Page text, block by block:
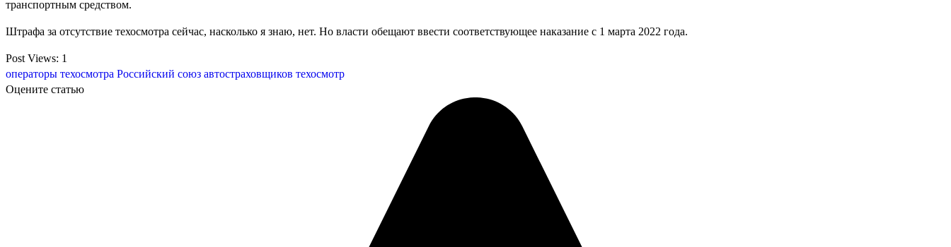
транспортным средством.
Штрафа за отсутствие техосмотра сейчас, насколько я знаю, нет. Но власти обещают ввести соответствующее наказание с 1 марта 2022 года.
Post Views: 1
операторы техосмотра Российский союз автостраховщиков техосмотр
Оцените статью